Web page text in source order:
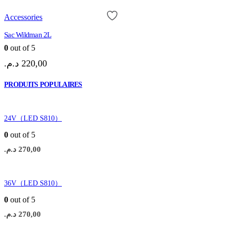
Accessories
Sac Wildman 2L
0 out of 5
220,00 د.م.
PRODUITS POPULAIRES
24V（LED S810）
0 out of 5
270,00 د.م.
36V（LED S810）
0 out of 5
270,00 د.م.